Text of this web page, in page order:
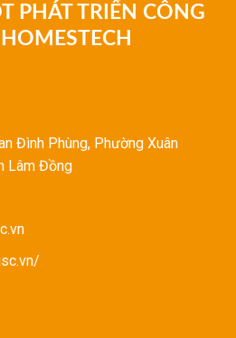
PHÁT TRIỂN CÔNG
Đình Phùng, Phường Xuân
Lâm Đồng